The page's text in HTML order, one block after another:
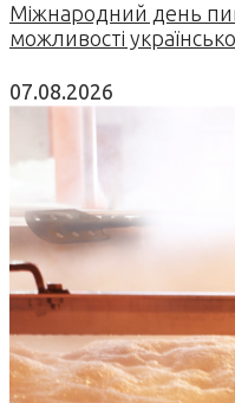
Міжнародний день
можливості
07.08.2026